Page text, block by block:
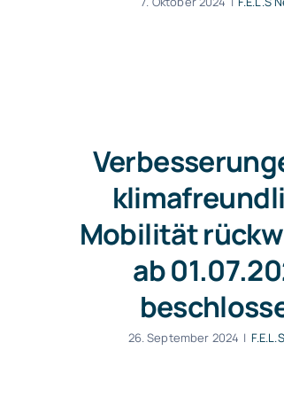
Mobilität
ab
26. September 2024 |